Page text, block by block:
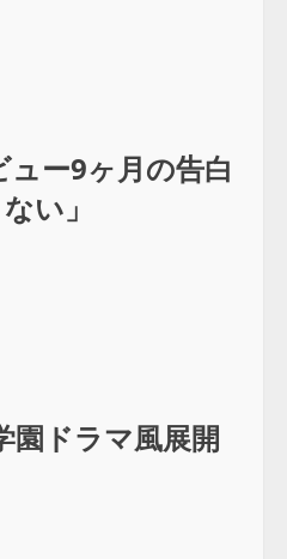
ュー9ヶ月の告白
い」
園ドラマ風展開